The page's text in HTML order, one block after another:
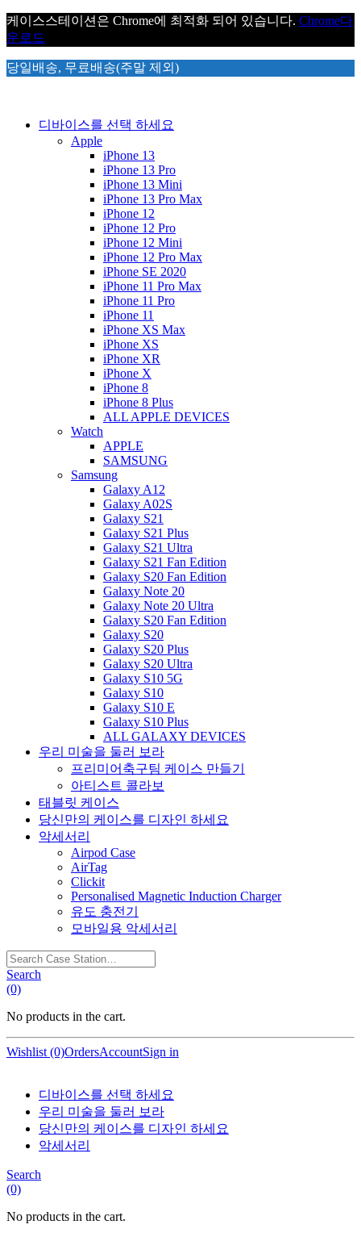
케이스스테이션은 Chrome에 최적화 되어 있습니다. Chrome다
운로드
당일배송, 무료배송(주말 제외)
디바이스를 선택 하세요
Apple
iPhone 13
iPhone 13 Pro
iPhone 13 Mini
iPhone 13 Pro Max
iPhone 12
iPhone 12 Pro
iPhone 12 Mini
iPhone 12 Pro Max
iPhone SE 2020
iPhone 11 Pro Max
iPhone 11 Pro
iPhone 11
iPhone XS Max
iPhone XS
iPhone XR
iPhone X
iPhone 8
iPhone 8 Plus
ALL APPLE DEVICES
Watch
APPLE
SAMSUNG
Samsung
Galaxy A12
Galaxy A02S
Galaxy S21
Galaxy S21 Plus
Galaxy S21 Ultra
Galaxy S21 Fan Edition
Galaxy S20 Fan Edition
Galaxy Note 20
Galaxy Note 20 Ultra
Galaxy S20 Fan Edition
Galaxy S20
Galaxy S20 Plus
Galaxy S20 Ultra
Galaxy S10 5G
Galaxy S10
Galaxy S10 E
Galaxy S10 Plus
ALL GALAXY DEVICES
우리 미술을 둘러 보라
프리미어축구팀 케이스 만들기
아티스트 콜라보
태블릿 케이스
당신만의 케이스를 디자인 하세요
악세서리
Airpod Case
AirTag
Clickit
Personalised Magnetic Induction Charger
유도 충전기
모바일용 악세서리
Search
Case
Station…
Search
(0)
No products in the cart.
Wishlist (0)OrdersAccountSign in
디바이스를 선택 하세요
우리 미술을 둘러 보라
당신만의 케이스를 디자인 하세요
악세서리
Search
(0)
No products in the cart.